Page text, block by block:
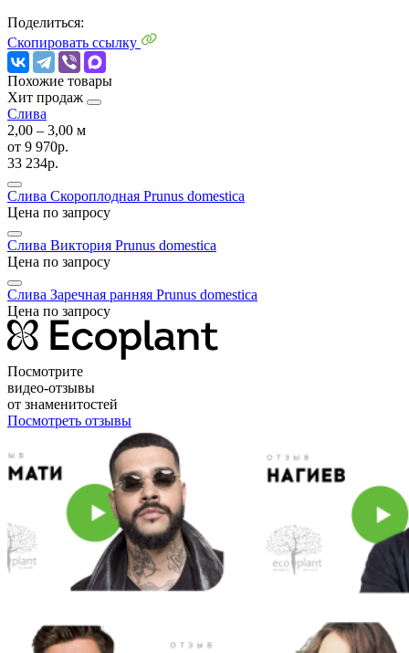
Поделиться:
Скопировать ссылку
Похожие товары
Хит продаж
Слива
2,00 ‒ 3,00 м
от 9 970р.
33 234р.
Слива Скороплодная Prunus domestica
Цена по запросу
Слива Виктория Prunus domestica
Цена по запросу
Слива Заречная ранняя Prunus domestica
Цена по запросу
Посмотрите
видео-отзывы
от знаменитостей
Посмотреть отзывы